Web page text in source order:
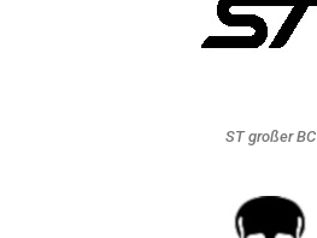
ST großer BC